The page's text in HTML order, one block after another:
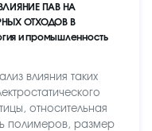
ПАВ НА
ОТХОДОВ В
и промышленность
влияния таких
относительная
полимеров, размер